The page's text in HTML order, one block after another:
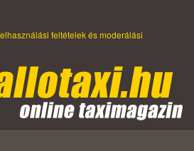
feltételek és moderálási